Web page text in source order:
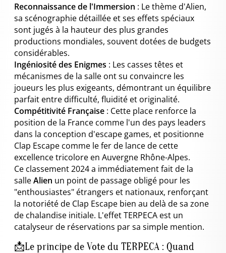
Reconnaissance de l'Immersion : Le thème d'Alien,
sa scénographie détaillée et ses effets spéciaux
sont jugés à la hauteur des plus grandes
productions mondiales, souvent dotées de budgets
considérables.
Ingéniosité des Enigmes : Les casses têtes et
mécanismes de la salle ont su convaincre les
joueurs les plus exigeants, démontrant un équilibre
parfait entre difficulté, fluidité et originalité.
Compétitivité Française : Cette place renforce la
position de la France comme l'un des pays leaders
dans la conception d'escape games, et positionne
Clap Escape comme le fer de lance de cette
excellence tricolore en Auvergne Rhône-Alpes.
Ce classement 2024 a immédiatement fait de la
salleAlien un point de passage obligé pour les
"enthousiastes" étrangers et nationaux, renforçant
la notoriété de Clap Escape bien au delà de sa zone
de chalandise initiale. L'effet TERPECA est un
catalyseur de réservations par sa simple mention.
📩Le principe de Vote du TERPECA : Quand